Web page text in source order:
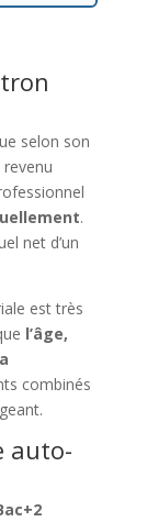
selon son
.
net d’un
est très
l’âge,
combinés
auto-